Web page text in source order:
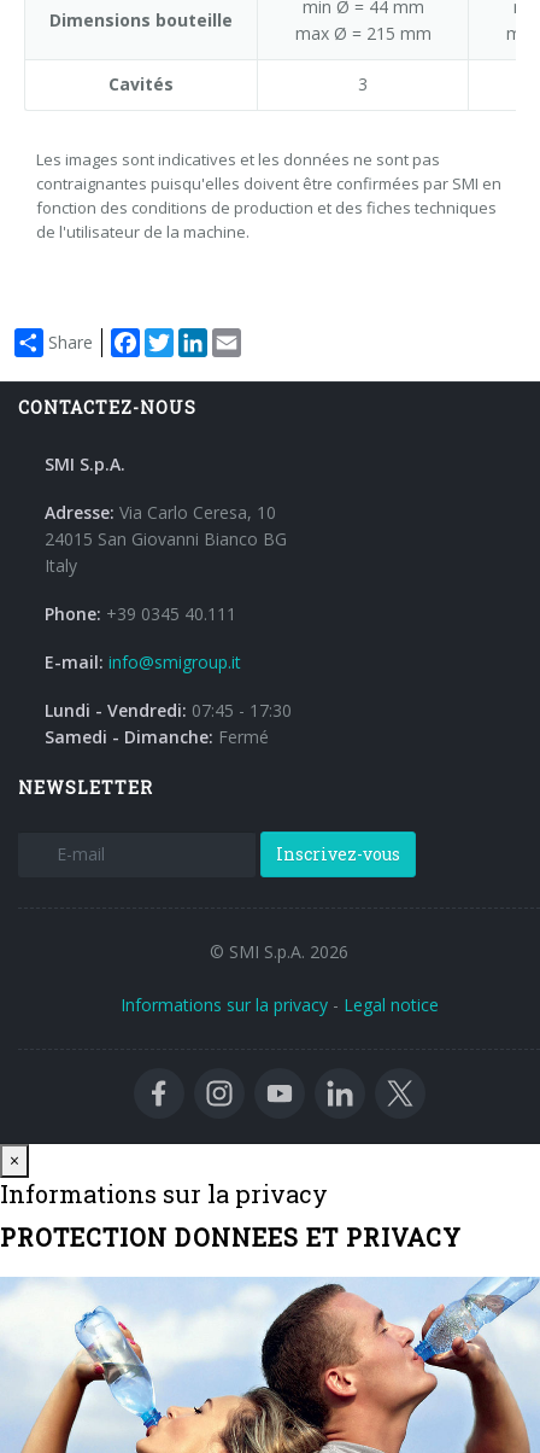
Dimensions bouteille
min Ø = 44 mm
max Ø = 215 mm
Cavités 3
Les images sont indicatives et les données ne sont pas
contraignantes puisqu'elles doivent être confirmées par SMI en
fonction des conditions de production et des fiches techniques
de l'utilisateur de la machine.
Share Facebook
TwitterLinkedIn
CONTACTEZ-NOUS
SMI S.p.A.
Adresse: Via Carlo Ceresa, 10
24015 San Giovanni Bianco BG
Italy
Phone: +39 0345 40.111
E-mail: info@smigroup.it
Lundi - Vendredi: 07:45 - 17:30
Samedi - Dimanche: Fermé
NEWSLETTER
Inscrivez-vous
© SMI S.p.A. 2026
Informations sur la privacy- Legal notice
×
Informations sur la privacy
PROTECTION DONNEES ET PRIVACY